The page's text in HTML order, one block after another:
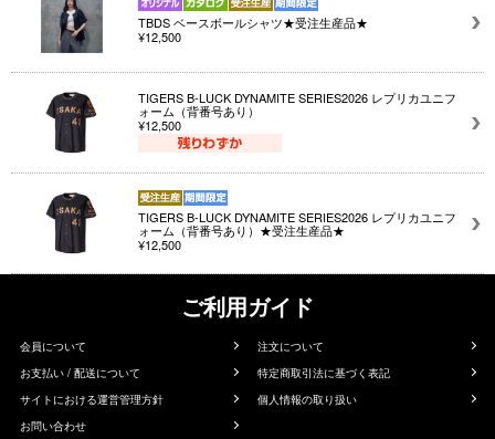
TBDS ベースボールシャツ★受注生産品★
¥12,500
TIGERS B-LUCK DYNAMITE SERIES2026 レプリカユニフ
ォーム（背番号あり）
¥12,500
TIGERS B-LUCK DYNAMITE SERIES2026 レプリカユニフ
ォーム（背番号あり）★受注生産品★
¥12,500
ご利用ガイド
会員について
注文について
お支払い / 配送について
特定商取引法に基づく表記
サイトにおける運営管理方針
個人情報の取り扱い
お問い合わせ